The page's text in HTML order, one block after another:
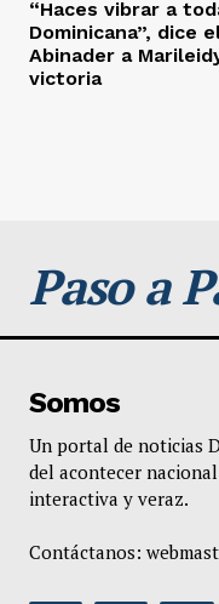
“Haces vibrar a
Dominicana”, dice
Abinader a
victoria
Paso a
Somos
Un portal de noticias
del acontecer
interactiva y veraz.
Contáctanos: